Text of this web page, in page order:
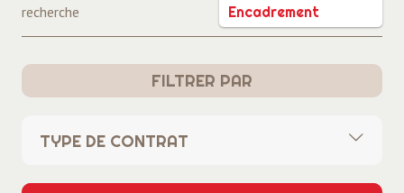
recherche
Encadrement
FILTRER PAR
TYPE DE CONTRAT
Tous